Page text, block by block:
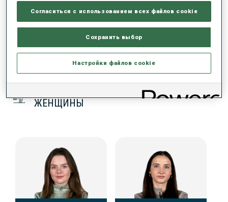
КОМАНДА КУБКА СРЕДИ ЮНИОРОВ (SUI)
ЖЕНЩИНЫ
Согласиться с использованием всех файлов cookie
Сохранить выбор
Настройки файлов cookie